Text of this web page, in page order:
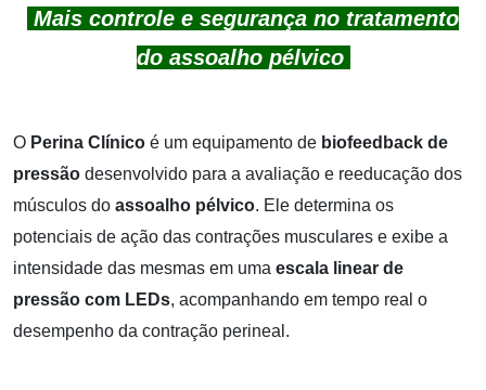
Mais controle e segurança no tratamento
do assoalho pélvico
O Perina Clínico é um equipamento de biofeedback de
pressão desenvolvido para a avaliação e reeducação dos
músculos do assoalho pélvico. Ele determina os
potenciais de ação das contrações musculares e exibe a
intensidade das mesmas em uma escala linear de
pressão com LEDs, acompanhando em tempo real o
desempenho da contração perineal.